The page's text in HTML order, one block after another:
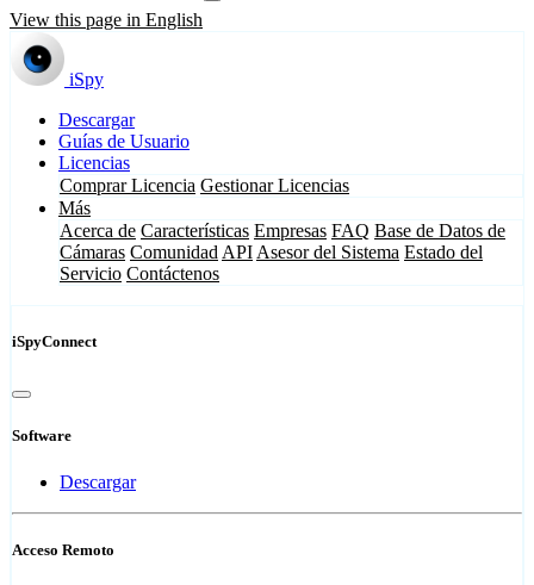
View this page in English
iSpy
Descargar
Guías de Usuario
Licencias
Comprar Licencia Gestionar Licencias
Más
Acerca de Características Empresas FAQ Base de Datos de
Cámaras Comunidad API Asesor del Sistema Estado del
Servicio Contáctenos
iSpyConnect
Software
Descargar
Acceso Remoto